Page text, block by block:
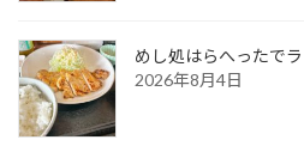
めし処はらへったで
2026年8月4日